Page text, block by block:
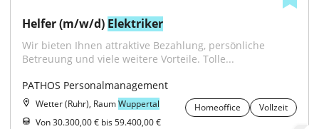
Helfer (m/w/d) Elektriker
Wir bieten Ihnen attraktive Bezahlung, persönliche
Betreuung und viele weitere Vorteile. Tolle...
PATHOS Personalmanagement
Wetter (Ruhr), RaumWuppertal Homeoffice
Vollzeit
Von 30.300,00 € bis 59.400,00 €